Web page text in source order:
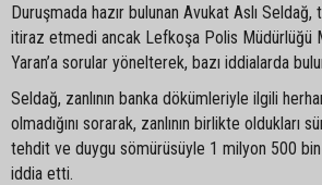
Duruşmada hazır bulunan Avukat Aslı
itiraz etmedi ancak Lefkoşa Polis Müdürlüğü
Yaran’a sorular yönelterek, bazı iddialarda
Seldağ, zanlının banka dökümleriyle ilgili
olmadığını sorarak, zanlının birlikte oldukları
tehdit ve duygu sömürüsüyle 1 milyon 500 bin
iddia etti.